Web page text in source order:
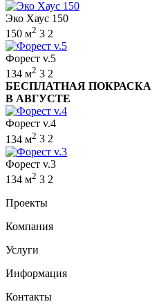
Эко Хаус 150
150 м2 3 2
Форест v.5
134 м2 3 2
БЕСПЛАТНАЯ ПОКРАСКА
В АВГУСТЕ
Форест v.4
134 м2 3 2
Форест v.3
134 м2 3 2
Проекты
Компания
Услуги
Информация
Контакты